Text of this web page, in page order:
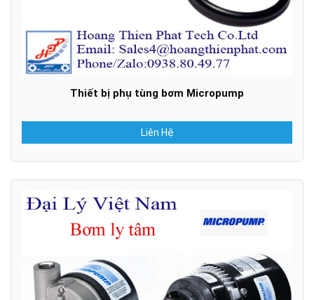
Thiết bị phụ tùng bơm Micropump
Liên Hệ